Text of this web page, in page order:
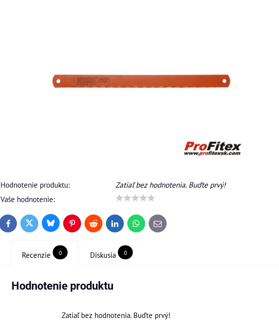
Hodnotenie produktu:
Zatiaľ bez hodnotenia. Buďte prvý!
Vaše hodnotenie:
FacebookTwitter BlueskyPinterestReddit LinkedInWhatsApp
E-
mail
Recenzie 0 Diskusia 0
Hodnotenie produktu
Zatiaľ bez hodnotenia. Buďte prvý!